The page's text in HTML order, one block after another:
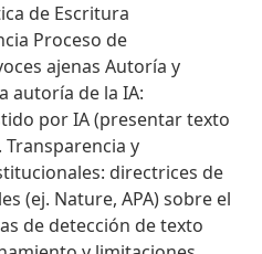
de Escritura
Proceso de
ajenas Autoría y
autoría de la IA:
por IA (presentar texto
y
directrices de
(ej. Nature, APA) sobre el
de detección de texto